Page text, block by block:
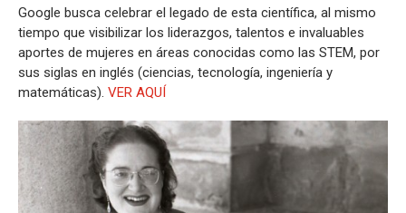
Google busca celebrar el legado de esta científica, al mismo
tiempo que visibilizar los liderazgos, talentos e invaluables
aportes de mujeres en áreas conocidas como las STEM, por
sus siglas en inglés (ciencias, tecnología, ingeniería y
matemáticas). VER AQUÍ